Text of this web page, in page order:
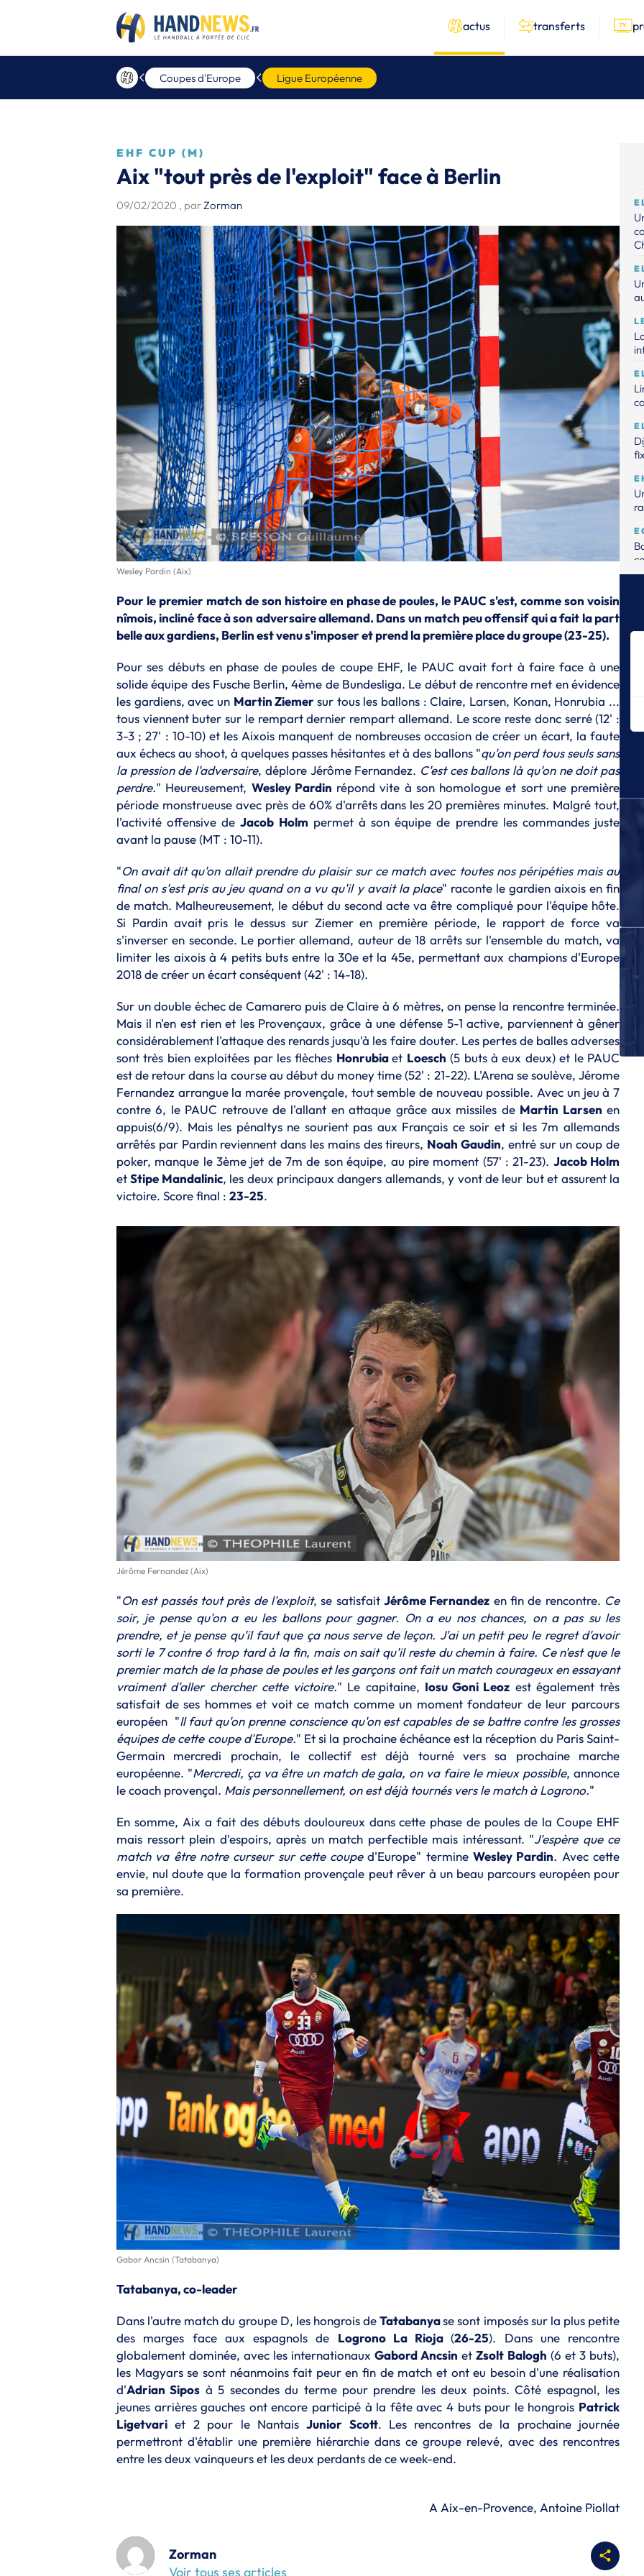
actus transferts
Coupes d'Europe Ligue Européenne
EHF CUP (M)
Aix "tout près de l'exploit" face à Berlin
09/02/2020 , parZorman
Wesley Pardin (Aix)
Pour le premier match de son histoire en phase de poules, le PAUC s'est, comme son voisin
nîmois, incliné face à son adversaire allemand. Dans un match peu offensif qui a fait la part
belle aux gardiens, Berlin est venu s'imposer et prend la première place du groupe (23-25).
Pour ses débuts en phase de poules de coupe EHF, le PAUC avait fort à faire face à une
solide équipe des Fusche Berlin, 4ème de Bundesliga. Le début de rencontre met en évidence
les gardiens, avec un Martin Ziemersur tous les ballons : Claire, Larsen, Konan, Honrubia ...
tous viennent buter sur le rempart dernier rempart allemand. Le score reste donc serré (12' :
3-3 ; 27' : 10-10) et les Aixois manquent de nombreuses occasion de créer un écart, la faute
aux échecs au shoot, à quelques passes hésitantes et à des ballons "qu'on perd tous seuls sans
la pression de l'adversaire, déplore Jérôme Fernandez. C'est ces ballons là qu'on ne doit pas
perdre." Heureusement, Wesley Pardin répond vite à son homologue et sort une première
période monstrueuse avec près de 60% d'arrêts dans les 20 premières minutes. Malgré tout,
l'activité offensive deJacob Holmpermet à son équipe de prendre les commandes juste
avant la pause (MT : 10-11).
"On avait dit qu'on allait prendre du plaisir sur ce match avec toutes nos péripéties mais au
final on s'est pris au jeu quand on a vu qu'il y avait la place" raconte le gardien aixois en fin
de match. Malheureusement, le début du second acte va être compliqué pour l'équipe hôte.
Si Pardin avait pris le dessus sur Ziemer en première période, le rapport de force va
s'inverser en seconde. Le portier allemand, auteur de 18 arrêts sur l'ensemble du match, va
limiter les aixois à 4 petits buts entre la 30e et la 45e, permettant aux champions d'Europe
2018 de créer un écart conséquent (42' : 14-18).
Sur un double échec de Camarero puis de Claire à 6 mètres, on pense la rencontre terminée.
Mais il n'en est rien et les Provençaux, grâce à une défense 5-1 active, parviennent à gêner
considérablement l'attaque des renards jusqu'à les faire douter. Les pertes de balles adverses
sont très bien exploitées par les flèches Honrubiaet Loesch (5 buts à eux deux) et le PAUC
est de retour dans la course au début du money time (52' : 21-22). L'Arena se soulève, Jérome
Fernandez arrangue la marée provençale, tout semble de nouveau possible. Avec un jeu à 7
contre 6, le PAUC retrouve de l'allant en attaque grâce aux missiles de Martin Larsen en
appuis(6/9). Mais les pénaltys ne sourient pas aux Français ce soir et si les 7m allemands
arrêtés par Pardin reviennent dans les mains des tireurs, Noah Gaudin, entré sur un coup de
poker, manque le 3ème jet de 7m de son équipe, au pire moment (57' : 21-23). Jacob Holm
etStipe Mandalinic, les deux principaux dangers allemands, y vont de leur but et assurent la
victoire. Score final : 23-25.
Jérôme Fernandez (Aix)
"On est passés tout près de l'exploit, se satisfait Jérôme Fernandez en fin de rencontre. Ce
soir, je pense qu'on a eu les ballons pour gagner. On a eu nos chances, on a pas su les
prendre, et je pense qu'il faut que ça nous serve de leçon. J'ai un petit peu le regret d'avoir
sorti le 7 contre 6 trop tard à la fin, mais on sait qu'il reste du chemin à faire. Ce n'est que le
premier match de la phase de poules et les garçons ont fait un match courageux en essayant
vraiment d'aller chercher cette victoire." Le capitaine, Iosu Goni Leoz est également très
satisfait de ses hommes et voit ce match comme un moment fondateur de leur parcours
européen "Il faut qu'on prenne conscience qu'on est capables de se battre contre les grosses
équipes de cette coupe d'Europe." Et si la prochaine échéance est la réception du Paris Saint-
Germain mercredi prochain, le collectif est déjà tourné vers sa prochaine marche
européenne. "Mercredi, ça va être un match de gala, on va faire le mieux possible, annonce
le coach provençal. Mais personnellement, on est déjà tournés vers le match à Logrono."
En somme, Aix a fait des débuts douloureux dans cette phase de poules de la Coupe EHF
mais ressort plein d'espoirs, après un match perfectible mais intéressant. "J'espère que ce
match va être notre curseur sur cette couped'Europe" termineWesley Pardin. Avec cette
envie, nul doute que la formation provençale peut rêver à un beau parcours européen pour
sa première.
Gabor Ancsin (Tatabanya)
Tatabanya, co-leader
Dans l'autre match du groupe D, les hongrois deTatabanyase sont imposés sur la plus petite
des marges face aux espagnols de Logrono La Rioja(26-25). Dans une rencontre
globalement dominée, avec les internationaux Gabord Ancsin et Zsolt Balogh (6 et 3 buts),
les Magyars se sont néanmoins fait peur en fin de match et ont eu besoin d'une réalisation
d'Adrian Sipos à 5 secondes du terme pour prendre les deux points. Côté espagnol, les
jeunes arrières gauches ont encore participé à la fête avec 4 buts pour le hongrois Patrick
Ligetvari et 2 pour le NantaisJunior Scott. Les rencontres de la prochaine journée
permettront d'établir une première hiérarchie dans ce groupe relevé, avec des rencontres
entre les deux vainqueurs et les deux perdants de ce week-end.
A Aix-en-Provence, Antoine Piollat
Zorman
Voir tous ses articles